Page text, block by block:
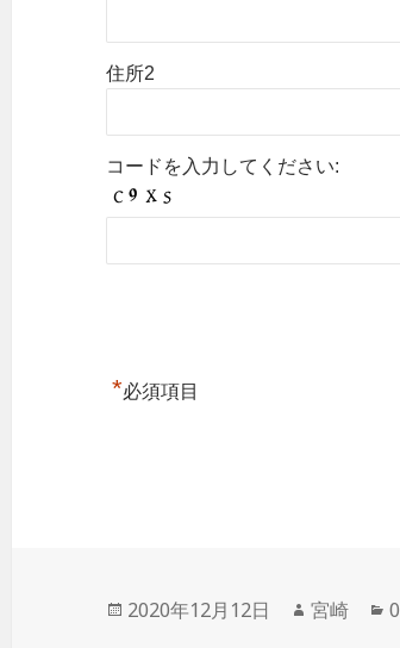
住所2
コードを入力してください:
*必須項目
投
2020年12月12日
作
宮崎